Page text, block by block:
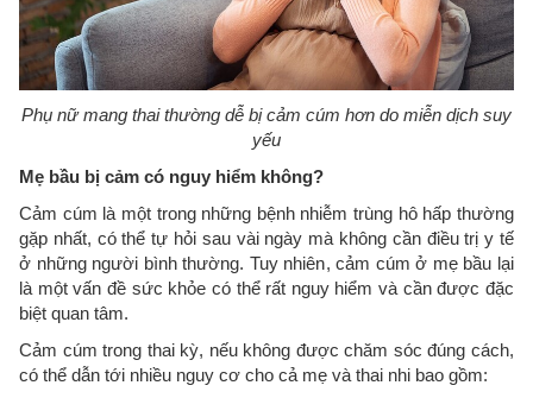
Phụ nữ mang thai thường dễ bị cảm cúm hơn do miễn dịch suy
yếu
Mẹ bầu bị cảm có nguy hiểm không?
Cảm cúm là một trong những bệnh nhiễm trùng hô hấp thường
gặp nhất, có thể tự hỏi sau vài ngày mà không cần điều trị y tế
ở những người bình thường. Tuy nhiên, cảm cúm ở mẹ bầu lại
là một vấn đề sức khỏe có thể rất nguy hiểm và cần được đặc
biệt quan tâm.
Cảm cúm trong thai kỳ, nếu không được chăm sóc đúng cách,
có thể dẫn tới nhiều nguy cơ cho cả mẹ và thai nhi bao gồm: